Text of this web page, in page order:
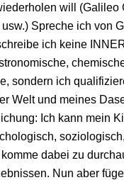
will (Galileo
Spreche ich von
ich keine
sondern ich
Welt und meines
Ich kann mein
dabei zu
Nun aber